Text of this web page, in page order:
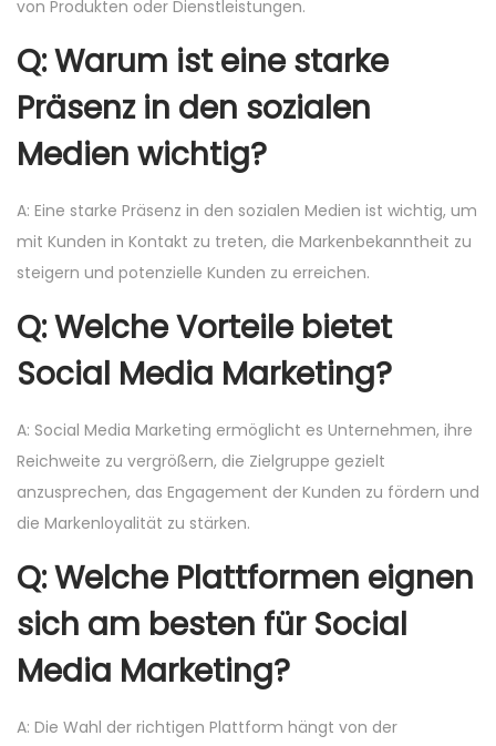
von Produkten oder Dienstleistungen.
Q: Warum ist eine starke
Präsenz in den sozialen
Medien wichtig?
A: Eine starke Präsenz in den sozialen Medien ist wichtig, um
mit Kunden in Kontakt zu treten, die Markenbekanntheit zu
steigern und potenzielle Kunden zu erreichen.
Q: Welche Vorteile bietet
Social Media Marketing?
A: Social Media Marketing ermöglicht es Unternehmen, ihre
Reichweite zu vergrößern, die Zielgruppe gezielt
anzusprechen, das Engagement der Kunden zu fördern und
die Markenloyalität zu stärken.
Q: Welche Plattformen eignen
sich am besten für Social
Media Marketing?
A: Die Wahl der richtigen Plattform hängt von der